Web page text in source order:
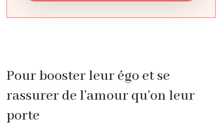
Pour booster leur égo et se
rassurer de l’amour qu’on leur
porte